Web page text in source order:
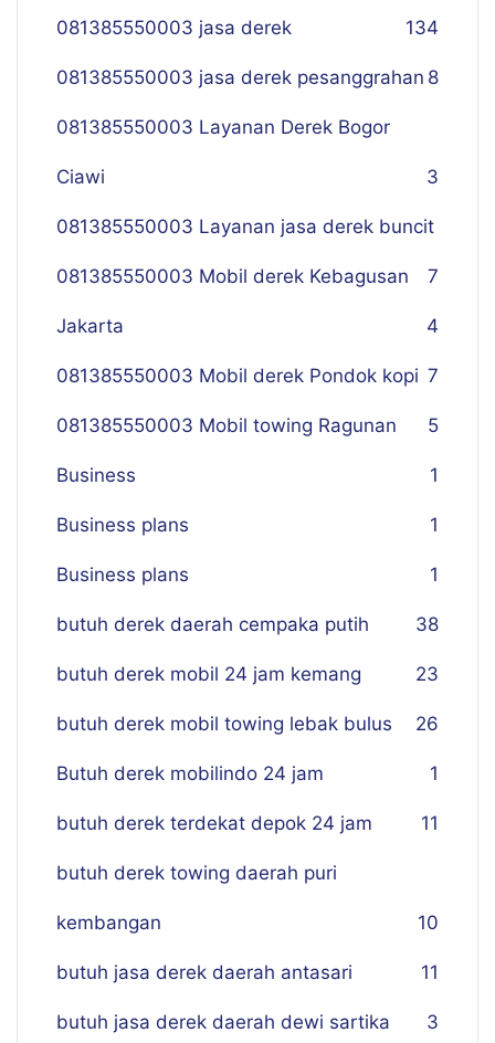
081385550003 jasa derek 134
081385550003 jasa derek pesanggrahan 8
081385550003 Layanan Derek Bogor
Ciawi 3
081385550003 Layanan jasa derek buncit
7
081385550003 Mobil derek Kebagusan
Jakarta 4
081385550003 Mobil derek Pondok kopi 7
081385550003 Mobil towing Ragunan 5
Business 1
Business plans 1
Business plans 1
butuh derek daerah cempaka putih 38
butuh derek mobil 24 jam kemang 23
butuh derek mobil towing lebak bulus 26
Butuh derek mobilindo 24 jam 1
butuh derek terdekat depok 24 jam 11
butuh derek towing daerah puri
kembangan 10
butuh jasa derek daerah antasari 11
butuh jasa derek daerah dewi sartika 3